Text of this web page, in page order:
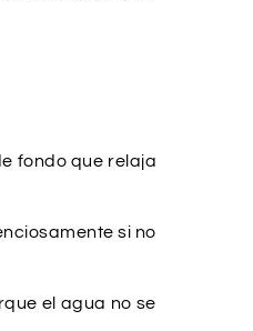
fondo que relaja
si no
el agua no se